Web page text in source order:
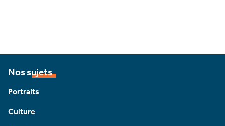
Nos sujets
Portraits
Culture